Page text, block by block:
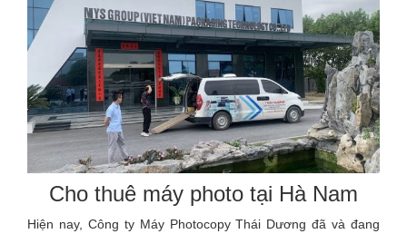
Cho thuê máy photo tại Hà Nam
Hiện nay, Công ty Máy Photocopy Thái Dương đã và đang